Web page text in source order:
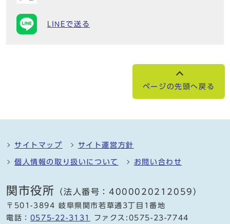
LINEで送る
ページの先頭へ戻る
サイトマップ サイト運営方針
個人情報の取り扱いについて お問い合わせ
関市役所 （法人番号：4000020212059）
〒501-3894 岐阜県関市若草通3丁目1番地
電話： 0575-22-3131
ファクス:0575-23-7744